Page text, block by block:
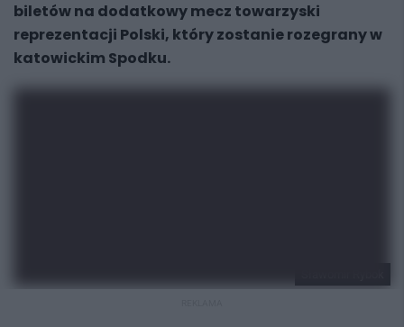
biletów na dodatkowy mecz towarzyski
reprezentacji Polski, który zostanie rozegrany w
katowickim Spodku.